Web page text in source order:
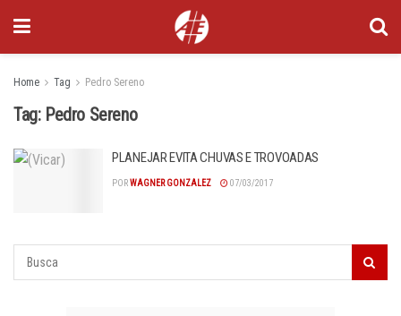
Home Tag Pedro Sereno
Tag: Pedro Sereno
PLANEJAR EVITA CHUVAS E TROVOADAS
PORWAGNER GONZALEZ 07/03/2017